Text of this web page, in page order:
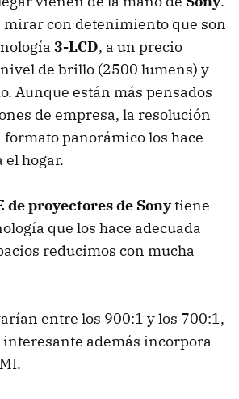
mirar con detenimiento que son
3-LCD, a un precio
de brillo (2500 lumens) y
Aunque están más pensados
de empresa, la resolución
panorámico los hace
el hogar.
de proyectores de Sonytiene
que los hace adecuada
reducimos con mucha
entre los 900:1 y los 700:1,
interesante además incorpora